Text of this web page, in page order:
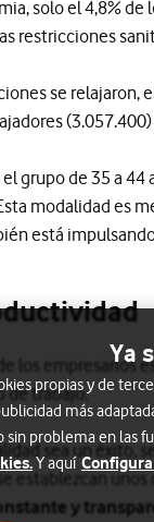
solo el 4,8%
restricciones
se
grupo de 35 a 44
modalidad es
está
los
de trabajo.
sea un éxito,
establezcan
y
Ya
propias y de
más
problema en las
Y aquí